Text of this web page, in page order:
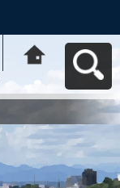
動応援ｻｲﾄ はち
コミねっとへ戻